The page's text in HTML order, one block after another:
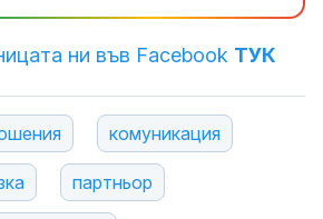
ни във Facebook ТУК
комуникация
партньор